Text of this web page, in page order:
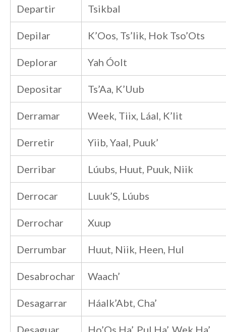
Departir Tsikbal
Depilar K’Oos, Ts’Iik, Hok Tso’Ots
Deplorar Yah Óolt
Depositar Ts’Aa, K’Uub
Derramar Week, Tiix, Láal, K’Iit
Derretir Yiib, Yaal, Puuk’
Derribar Lúubs, Huut, Puuk, Niik
Derrocar Luuk’S, Lúubs
Derrochar Xuup
Derrumbar Huut, Niik, Heen, Hul
Desabrochar Waach’
Desagarrar Háalk’Abt, Cha’
Desaguar Ho’Os Ha’, Pul Ha’, Wek Ha’